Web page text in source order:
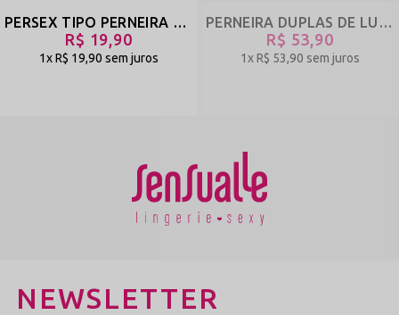
PERSEX TIPO PERNEIRA EM RENDA COM LAÇO DE CETIM - PURA - VERMELHO - REF 2829
R$ 19,90
1xR$ 19,90 sem juros
PERNEIRA DUPLAS DE LUXO FEITO APENAS DE BIJU EM STRASS - ÍRIS - OURO - REF 1846
R$ 53,90
1xR$ 53,90 sem juros
NEWSLETTER